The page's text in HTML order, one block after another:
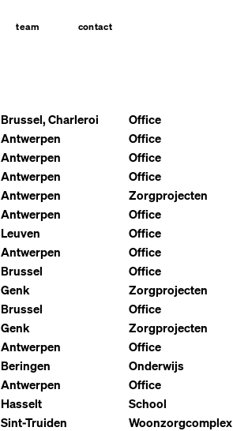
team contact
Brussel, Charleroi
Office
Antwerpen
Office
Antwerpen
Office
Antwerpen
Office
Antwerpen
Zorgprojecten
Antwerpen
Office
Leuven
Office
Antwerpen
Office
Brussel
Office
Genk
Zorgprojecten
Brussel
Office
Genk
Zorgprojecten
Antwerpen
Office
Beringen
Onderwijs
Antwerpen
Office
Hasselt
School
Sint-Truiden
Woonzorgcomplex